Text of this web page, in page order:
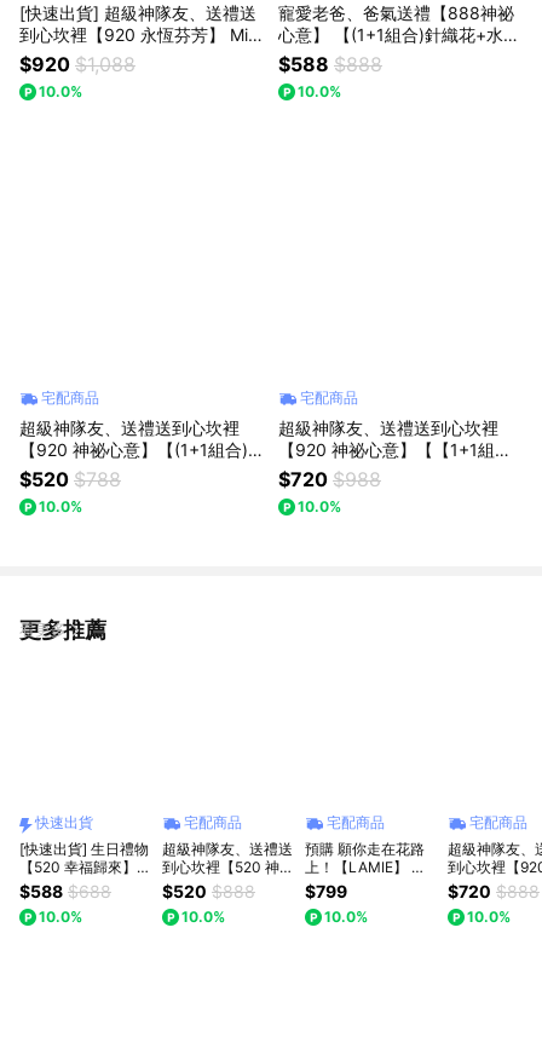
[快速出貨] 超級神隊友、送禮送
到心坎裡【920 永恆芬芳】 Mis
sing想念你｜美樂蒂波波球花束
(預購)：可愛爆擊告白禮，讓心
動瞬間定格 (預購)
$920 $1,088
10.0%
寵愛老爸、爸氣送禮【888神祕
心意】 【(1+1組合)針織花+水晶
熊】｜【Missing想念你】｜粉
色勿忘我針織花+皇冠水晶熊 :
七夕情人節/父親節(預購)
$588 $888
10.0%
宅配商品
超級神隊友、送禮送到心坎裡
【920 神祕心意】【(1+1組合)
【粉迷你花束+粉晶愛心掌心
石】Missing想念你｜迷你口袋
花束：浪漫告白推薦，讓愛在日
$520 $788
10.0%
宅配商品
超級神隊友、送禮送到心坎裡
【920 神祕心意】【【1+1組合
(小歐風花束+草莓熊玩偶】】Mi
ssing Missing想念你｜小歐風手
捧花束(預購)生日禮物
$720 $988
10.0%
更多推薦
看更多
快速出貨
[快速出貨] 生日禮物
【520 幸福歸來】
Missing想念你｜鈴
蘭與笑臉向日葵針織
花：手作的恆久祝
$588 $688
10.0%
宅配商品
超級神隊友、送禮送
到心坎裡【520 神祕
心意】｜【Missing
想念你】｜針織 幸
運草/仙人掌/玲蘭/：
$520 $888
10.0%
宅配商品
預購 願你走在花路
上！【LAMIE】 針
織粉色鬱金香(單支)
花朵花束 花束花禮
可愛花束 花束 針織
$799
10.0%
宅配商品
超級神隊友、
到心坎裡【
心意】 (1+1組合)
【粉色勿忘我
+粉晶熊鑰匙
$720 $888
10.0%